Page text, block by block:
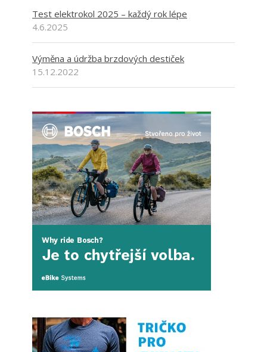
Test elektrokol 2025 – každý rok lépe
4.6.2025
Výměna a údržba brzdových destiček
15.12.2022